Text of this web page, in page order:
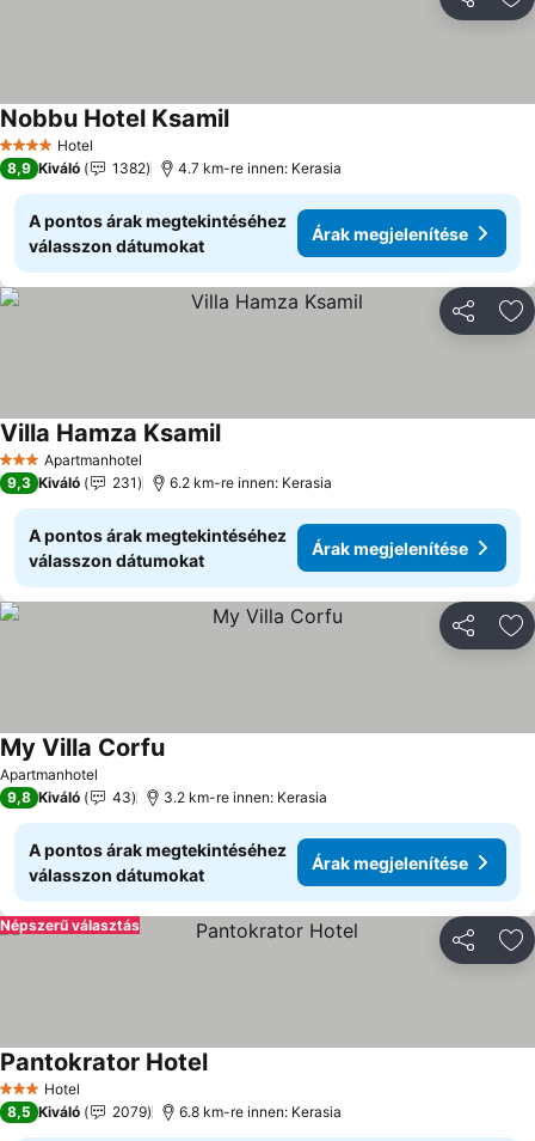
4 KategóriaHotel
Nobbu Hotel Ksamil
8,9 Kiváló 1382 4.7 km-re innen: Kerasia
A pontos árak megtekintéséhez
válasszon dátumokat
Árak megjelenítése
3 KategóriaApartmanhotel
Villa Hamza Ksamil
9,3 Kiváló 231 6.2 km-re innen: Kerasia
A pontos árak megtekintéséhez
válasszon dátumokat
Árak megjelenítése
Apartmanhotel
My Villa Corfu
9,8 Kiváló 43 3.2 km-re innen: Kerasia
A pontos árak megtekintéséhez
válasszon dátumokat
Árak megjelenítése
Népszerű választás
3 Kategória
Hotel
Pantokrator Hotel
8,5 Kiváló 2079 6.8 km-re innen: Kerasia